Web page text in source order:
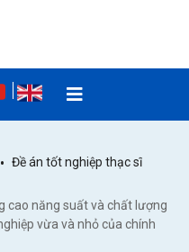
Đề án tốt nghiệp thạc sĩ
cao năng suất và chất lượng
vừa và nhỏ của chính